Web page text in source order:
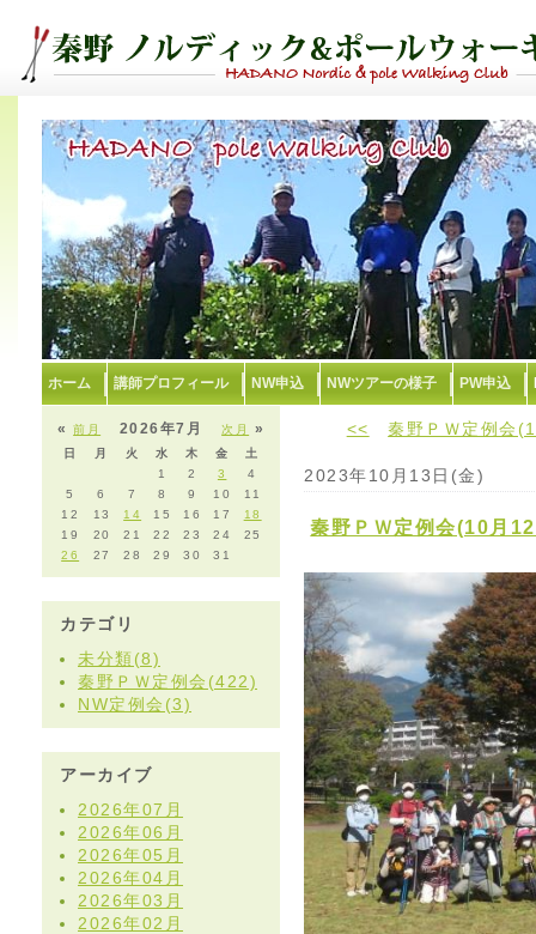
ホーム 講師プロフィール NW申込 NWツアーの様子 PW申込
«前月 次月 »
2026年7月
日 月 火 水 木 金
土
1
2 3
4
5
6 7 8 9 10
11
12
13 14 15 16 17
18
19
20 21 22 23 24
25
26
27 28 29 30 31
カテゴリ
未分類(8)
秦野ＰＷ定例会(422)
NW定例会(3)
アーカイブ
2026年07月
2026年06月
2026年05月
2026年04月
2026年03月
2026年02月
<< 秦野ＰＷ定例会
2023年10月13日(金)
秦野ＰＷ定例会(10月